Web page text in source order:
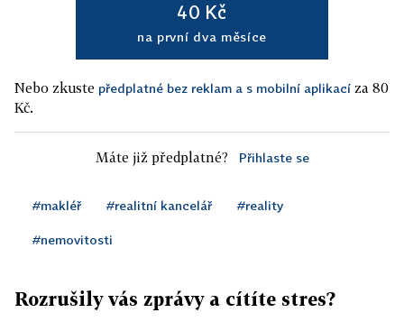
40 Kč
na první dva měsíce
Nebo zkuste předplatné bez reklam a s mobilní aplikací za 80
Kč.
Máte již předplatné? Přihlaste se
#makléř #realitní kancelář #reality
#nemovitosti
Rozrušily vás zprávy a cítíte stres?